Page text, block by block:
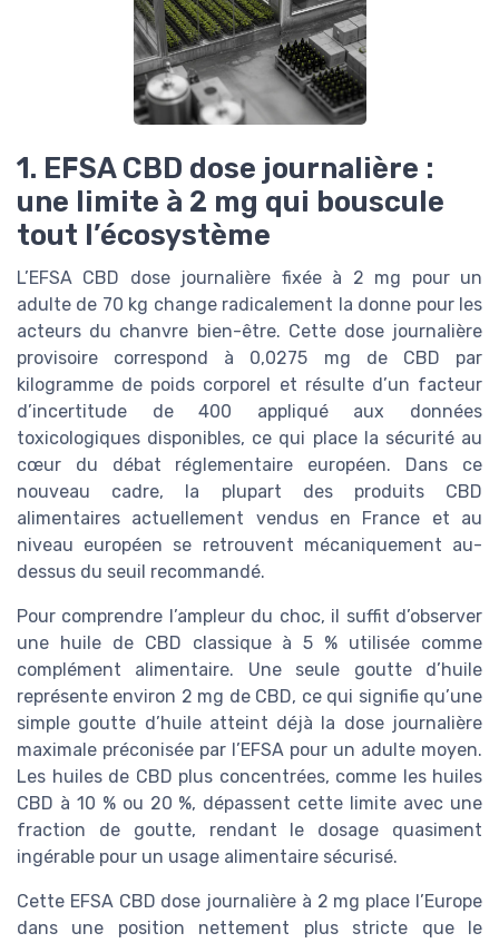
1. EFSA CBD dose journalière :
une limite à 2 mg qui bouscule
tout l’écosystème
L’EFSA CBD dose journalière fixée à 2 mg pour un
adulte de 70 kg change radicalement la donne pour les
acteurs du chanvre bien-être. Cette dose journalière
provisoire correspond à 0,0275 mg de CBD par
kilogramme de poids corporel et résulte d’un facteur
d’incertitude de 400 appliqué aux données
toxicologiques disponibles, ce qui place la sécurité au
cœur du débat réglementaire européen. Dans ce
nouveau cadre, la plupart des produits CBD
alimentaires actuellement vendus en France et au
niveau européen se retrouvent mécaniquement au-
dessus du seuil recommandé.
Pour comprendre l’ampleur du choc, il suffit d’observer
une huile de CBD classique à 5 % utilisée comme
complément alimentaire. Une seule goutte d’huile
représente environ 2 mg de CBD, ce qui signifie qu’une
simple goutte d’huile atteint déjà la dose journalière
maximale préconisée par l’EFSA pour un adulte moyen.
Les huiles de CBD plus concentrées, comme les huiles
CBD à 10 % ou 20 %, dépassent cette limite avec une
fraction de goutte, rendant le dosage quasiment
ingérable pour un usage alimentaire sécurisé.
Cette EFSA CBD dose journalière à 2 mg place l’Europe
dans une position nettement plus stricte que le